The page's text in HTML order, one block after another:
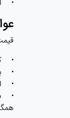
•
•
•
•
•